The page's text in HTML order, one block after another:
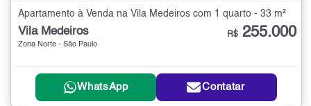
Apartamento à Venda na Vila Medeiros com 1 quarto - 33 m²
Vila Medeiros
Zona Norte - São Paulo
R$ 255.000
WhatsApp Contatar